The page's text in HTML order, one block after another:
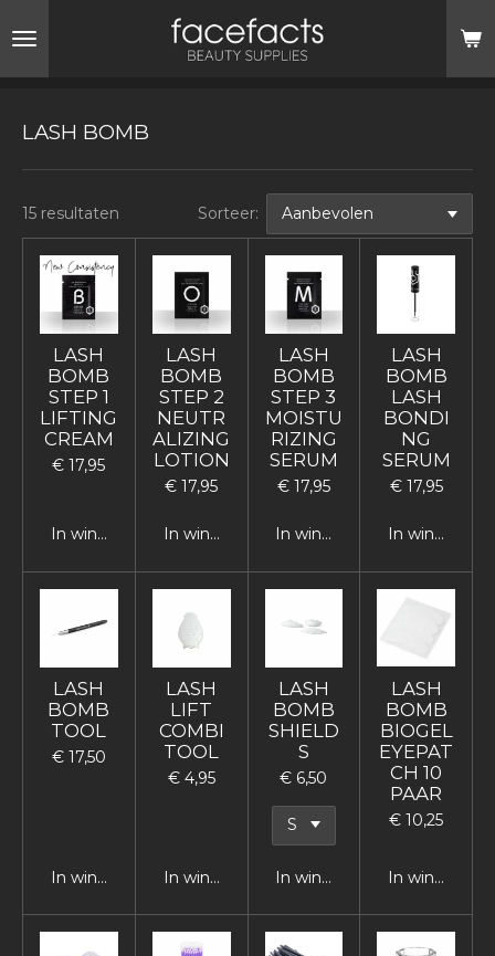
direct
LASH BOMB
15 resultaten Sorteer:
LASH
BOMB
STEP 1
LIFTING
CREAM
€ 17,95
In winkelwagen
LASH
BOMB
STEP 2
NEUTR
ALIZING
LOTION
€ 17,95
In winkelwagen
LASH
BOMB
STEP 3
MOISTU
RIZING
SERUM
€ 17,95
In winkelwagen
LASH
BOMB
LASH
BONDI
NG
SERUM
€ 17,95
In
LASH
BOMB
TOOL
€ 17,50
In winkelwagen
LASH
LIFT
COMBI
TOOL
€ 4,95
In winkelwagen
LASH
BOMB
SHIELD
S
€ 6,50
In winkelwagen
LASH
BOMB
BIOGEL
EYEPAT
CH 10
PAAR
€ 10,25
In